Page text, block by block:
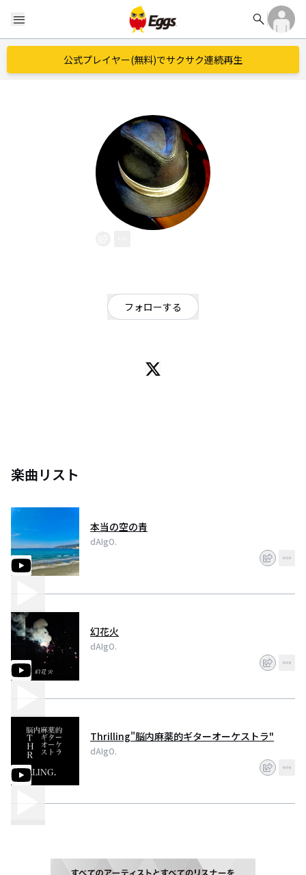
menu search
公式プレイヤー(無料)でサクサク連続再生
フォローする
The Teddy Picker Ba.
楽曲リスト
本当の空の青
dAIgO.
幻花火
dAIgO.
Thrilling"脳内麻薬的ギターオーケストラ"
dAIgO.